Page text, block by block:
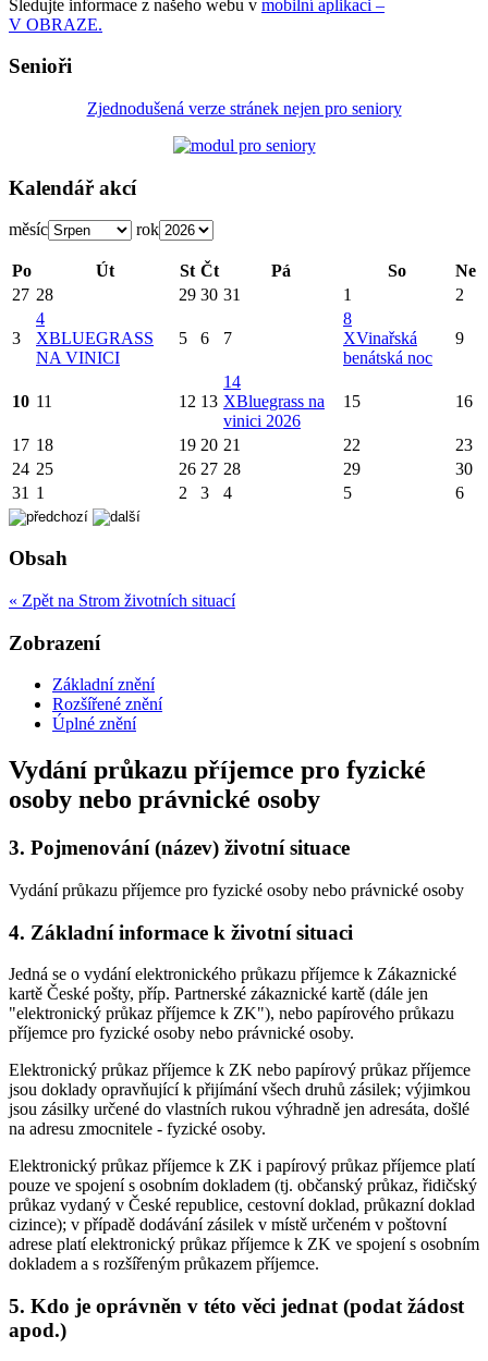
Sledujte informace z našeho webu v mobilní aplikaci –
V OBRAZE.
Senioři
Zjednodušená verze stránek nejen pro seniory
Kalendář akcí
měsíc rok
Po Út St Čt Pá So
Ne
27 28 29 30 31 1 2
3
4
XBLUEGRASS
NA VINICI
5 6 7
8
XVinařská
benátská noc
9
10 11 12 13
14
XBluegrass na
vinici 2026
15 16
17 18 19 20 21 22
23
24 25 26 27 28 29
30
31 1 2 3 4 5 6
Obsah
« Zpět na Strom životních situací
Zobrazení
Základní znění
Rozšířené znění
Úplné znění
Vydání průkazu příjemce pro fyzické
osoby nebo právnické osoby
3. Pojmenování (název) životní situace
Vydání průkazu příjemce pro fyzické osoby nebo právnické osoby
4. Základní informace k životní situaci
Jedná se o vydání elektronického průkazu příjemce k Zákaznické
kartě České pošty, příp. Partnerské zákaznické kartě (dále jen
"elektronický průkaz příjemce k ZK"), nebo papírového průkazu
příjemce pro fyzické osoby nebo právnické osoby.
Elektronický průkaz příjemce k ZK nebo papírový průkaz příjemce
jsou doklady opravňující k přijímání všech druhů zásilek; výjimkou
jsou zásilky určené do vlastních rukou výhradně jen adresáta, došlé
na adresu zmocnitele - fyzické osoby.
Elektronický průkaz příjemce k ZK i papírový průkaz příjemce platí
pouze ve spojení s osobním dokladem (tj. občanský průkaz, řidičský
průkaz vydaný v České republice, cestovní doklad, průkazní doklad
cizince); v případě dodávání zásilek v místě určeném v poštovní
adrese platí elektronický průkaz příjemce k ZK ve spojení s osobním
dokladem a s rozšířeným průkazem příjemce.
5. Kdo je oprávněn v této věci jednat (podat žádost
apod.)